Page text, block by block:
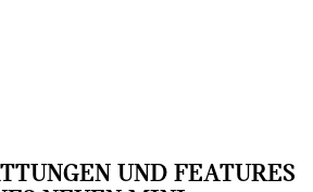
UND FEATURES